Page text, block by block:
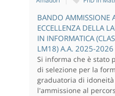
BANDO AMMISSIONE
ECCELLENZA DELLA
IN INFORMATICA
LM18) A.A. 2025-2026
Si informa che è stato
di selezione per la
graduatoria di
l'ammissione al